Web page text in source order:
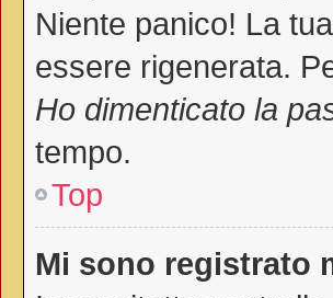
Niente panico! La
essere rigenerata.
Ho dimenticato la
tempo.
Top
Mi sono registrato